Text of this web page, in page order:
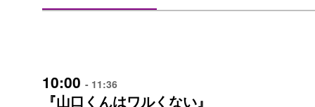
10:00 - 11:36
『山口くんはワルくない』